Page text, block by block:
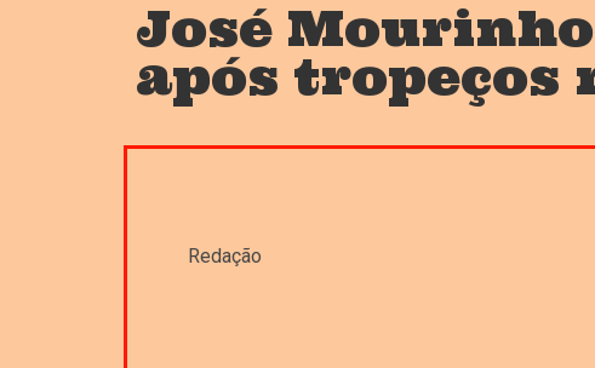
José
após tropeços
Redação